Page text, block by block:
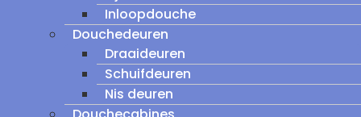
Inloopdouche
Douchedeuren
Draaideuren
Schuifdeuren
Nis deuren